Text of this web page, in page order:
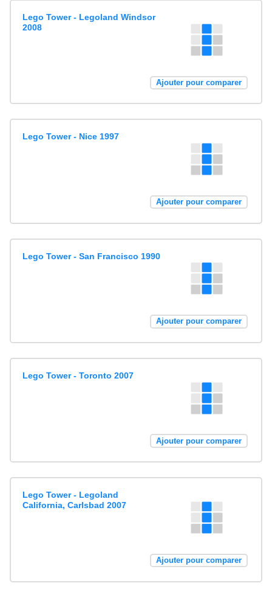
Lego Tower - Legoland Windsor
2008
Ajouter pour comparer
Lego Tower - Nice 1997
Ajouter pour comparer
Lego Tower - San Francisco 1990
Ajouter pour comparer
Lego Tower - Toronto 2007
Ajouter pour comparer
Lego Tower - Legoland
California, Carlsbad 2007
Ajouter pour comparer